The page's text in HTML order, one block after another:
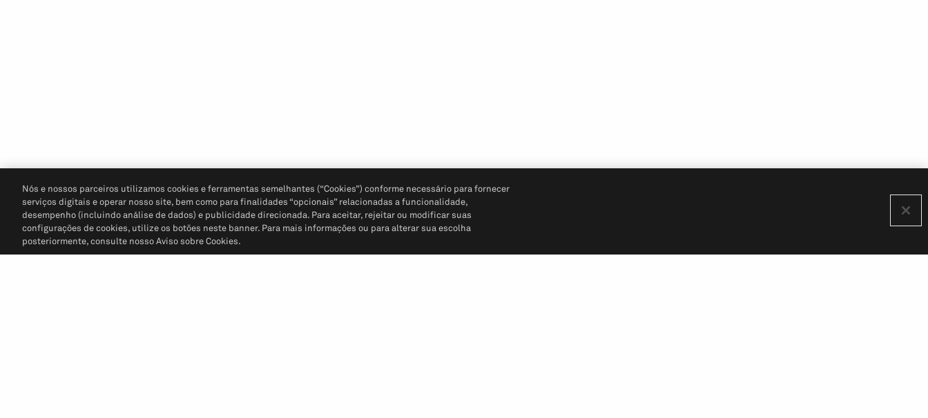
Nós e nossos parceiros utilizamos cookies e ferramentas semelhantes (“Cookies”) conforme necessário para fornecer
serviços digitais e operar nosso site, bem como para finalidades “opcionais” relacionadas a funcionalidade,
desempenho (incluindo análise de dados) e publicidade direcionada. Para aceitar, rejeitar ou modificar suas
configurações de cookies, utilize os botões neste banner. Para mais informações ou para alterar sua escolha
posteriormente, consulte nosso Aviso sobre Cookies.